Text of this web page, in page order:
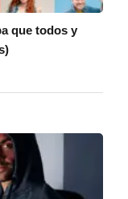
que todos y